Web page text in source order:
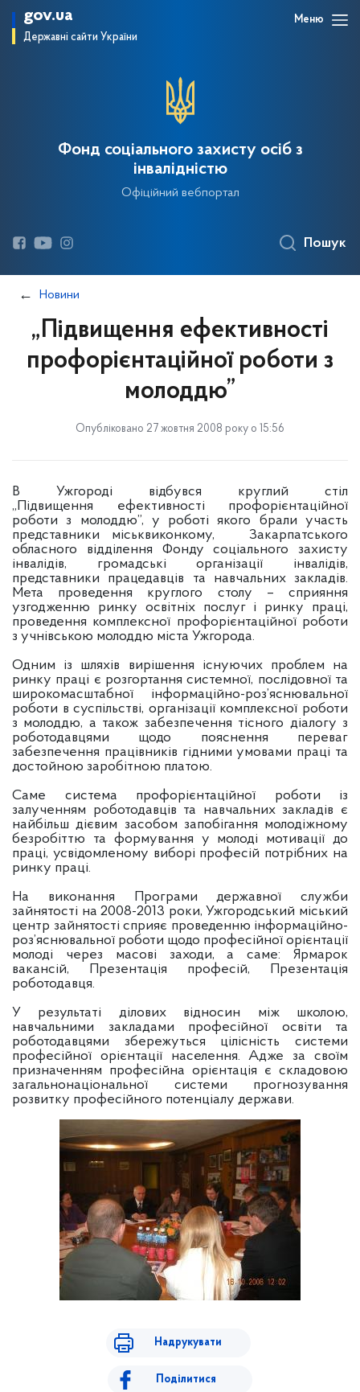
gov.ua
Державні сайти України
Меню
Фонд соціального захисту осіб з
інвалідністю
Офіційний вебпортал
Пошук
Новини
„Підвищення ефективності
профорієнтаційної роботи з
молоддю”
Опубліковано 27 жовтня 2008 року о 15:56
В Ужгороді відбувся круглий стіл
„Підвищення ефективності профорієнтаційної
роботи з молоддю”, у роботі якого брали участь
представники міськвиконкому, Закарпатського
обласного відділення Фонду соціального захисту
інвалідів, громадські організації інвалідів,
представники працедавців та навчальних закладів.
Мета проведення круглого столу – сприяння
узгодженню ринку освітніх послуг і ринку праці,
проведення комплексної профорієнтаційної роботи
з учнівською молоддю міста Ужгорода.
Одним із шляхів вирішення існуючих проблем на
ринку праці є розгортання системної, послідовної та
широкомасштабної інформаційно-роз’яснювальної
роботи в суспільстві, організації комплексної роботи
з молоддю, а також забезпечення тісного діалогу з
роботодавцями щодо пояснення переваг
забезпечення працівників гідними умовами праці та
достойною заробітною платою.
Саме система профорієнтаційної роботи із
залученням роботодавців та навчальних закладів є
найбільш дієвим засобом запобігання молодіжному
безробіттю та формування у молоді мотивації до
праці, усвідомленому виборі професій потрібних на
ринку праці.
На виконання Програми державної служби
зайнятості на 2008-2013 роки, Ужгородський міський
центр зайнятості сприяє проведенню інформаційно-
роз’яснювальної роботи щодо професійної орієнтації
молоді через масові заходи, а саме: Ярмарок
вакансій, Презентація професій, Презентація
роботодавця.
У результаті ділових відносин між школою,
навчальними закладами професійної освіти та
роботодавцями збережуться цілісність системи
професійної орієнтації населення. Адже за своїм
призначенням професійна орієнтація є складовою
загальнонаціональної системи прогнозування
розвитку професійного потенціалу держави.
Надрукувати
Поділитися